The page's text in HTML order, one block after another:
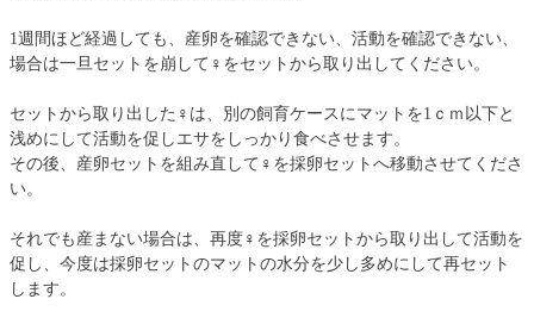
1週間ほど経過しても、産卵を確認できない、活動を確認できない、
場合は一旦セットを崩して♀をセットから取り出してください。
セットから取り出した♀は、別の飼育ケースにマットを1ｃｍ以下と
浅めにして活動を促しエサをしっかり食べさせます。
その後、産卵セットを組み直して♀を採卵セットへ移動させてくださ
い。
それでも産まない場合は、再度♀を採卵セットから取り出して活動を
促し、今度は採卵セットのマットの水分を少し多めにして再セット
します。